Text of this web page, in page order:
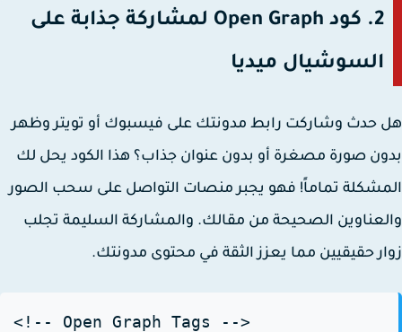
2. كود Open Graph لمشاركة جذابة على
السوشيال ميديا
حدث وشاركت رابط مدونتك على فيسبوك أو تويتر وظهر
صورة مصغرة أو بدون عنوان جذاب؟ هذا الكود يحل لك
تماماً! فهو يجبر منصات التواصل على سحب الصور
الصحيحة من مقالك. والمشاركة السليمة تجلب
حقيقيين مما يعزز الثقة في محتوى مدونتك.
<!-- Open Graph Tags -->